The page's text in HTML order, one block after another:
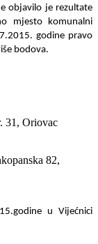
objavilo je rezultate
mjesto komunalni
godine pravo
bodova.
31, Oriovac
82,
u Vijećnici